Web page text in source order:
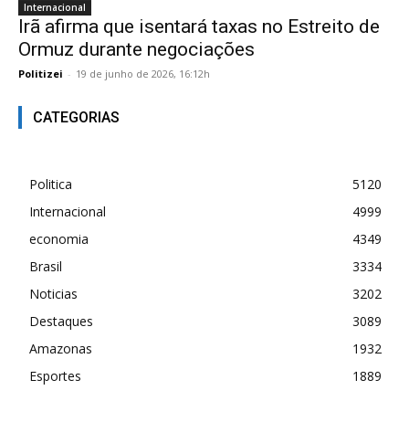
Internacional
Irã afirma que isentará taxas no Estreito de
Ormuz durante negociações
Politizei - 19 de junho de 2026, 16:12h
CATEGORIAS
Politica
5120
Internacional
4999
economia
4349
Brasil
3334
Noticias
3202
Destaques
3089
Amazonas
1932
Esportes
1889